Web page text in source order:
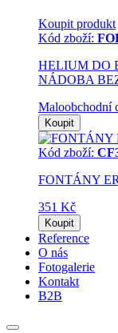
Koupit produkt
Kód zboží:
HELIUM DO
NÁDOBA
Maloobchodní
Koupit
Kód zboží:
FONTÁNY
351 Kč
Koupit
Reference
O nás
Fotogalerie
Kontakt
B2B